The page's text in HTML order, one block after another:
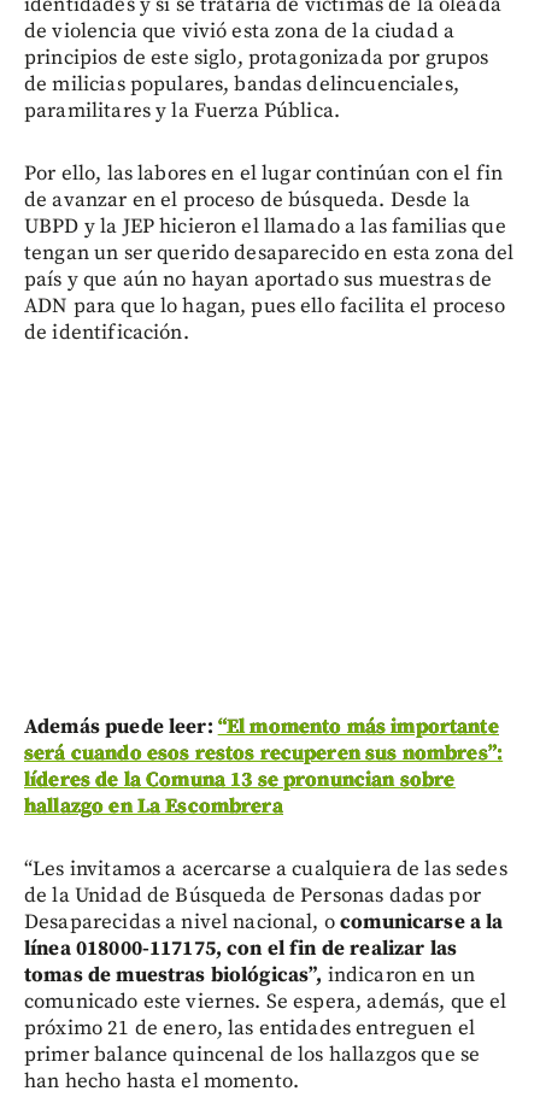
de violencia que vivió esta zona de la ciudad a
principios de este siglo, protagonizada por grupos
de milicias populares, bandas delincuenciales,
paramilitares y la Fuerza Pública.
Por ello, las labores en el lugar continúan con el fin
de avanzar en el proceso de búsqueda. Desde la
UBPD y la JEP hicieron el llamado a las familias que
tengan un ser querido desaparecido en esta zona del
país y que aún no hayan aportado sus muestras de
ADN para que lo hagan, pues ello facilita el proceso
de identificación.
Además puede leer: “El momento más importante
será cuando esos restos recuperen sus nombres”:
líderes de la Comuna 13 se pronuncian sobre
hallazgo en La Escombrera
“Les invitamos a acercarse a cualquiera de las sedes
de la Unidad de Búsqueda de Personas dadas por
Desaparecidas a nivel nacional, ocomunicarse a la
línea 018000-117175, con el fin de realizar las
tomas de muestras biológicas”, indicaron en un
comunicado este viernes. Se espera, además, que el
próximo 21 de enero, las entidades entreguen el
primer balance quincenal de los hallazgos que se
han hecho hasta el momento.